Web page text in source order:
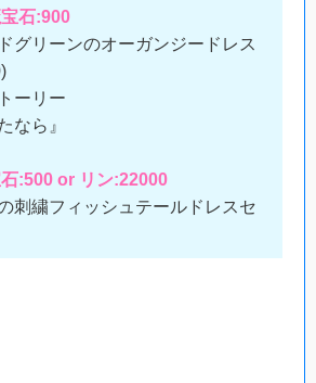
石:900
グリーンのオーガンジードレス
ーリー
なら』
:500 or リン:22000
刺繍フィッシュテールドレスセ